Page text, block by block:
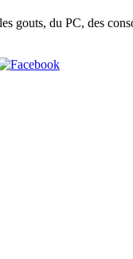
gouts, du PC, des